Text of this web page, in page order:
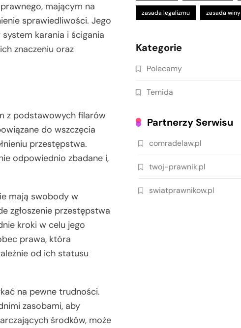
mającym na
sprawiedliwości. Jego
karania i ścigania
znaczeniu oraz
z podstawowych filarów
do wszczęcia
przestępstwa.
odpowiednio zbadane i,
mają swobody w
zgłoszenie przestępstwa
kroki w celu jego
prawa, która
od ich statusu
na pewne trudności.
zasobami, aby
środków, może
zasada legalizmu zasada winy
Kategorie
Polecamy
Temida
Partnerzy Serwisu
comradelaw.pl
twoj-prawnik.pl
swiatprawnikow.pl